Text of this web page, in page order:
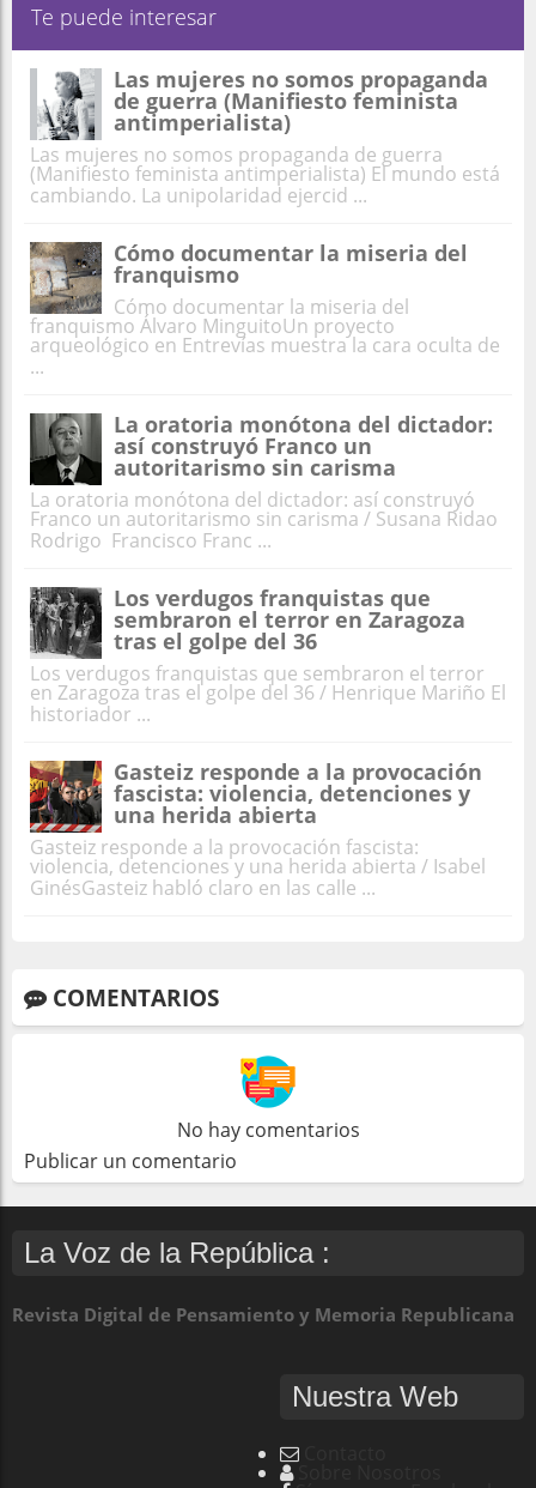
Te puede interesar
Las mujeres no somos propaganda
de guerra (Manifiesto feminista
antimperialista)
Las mujeres no somos propaganda de guerra
(Manifiesto feminista antimperialista) El mundo está
cambiando. La unipolaridad ejercid ...
Cómo documentar la miseria del
franquismo
Cómo documentar la miseria del
franquismo Álvaro MinguitoUn proyecto
arqueológico en Entrevías muestra la cara oculta de
...
La oratoria monótona del dictador:
así construyó Franco un
autoritarismo sin carisma
La oratoria monótona del dictador: así construyó
Franco un autoritarismo sin carisma / Susana Ridao
Rodrigo Francisco Franc ...
Los verdugos franquistas que
sembraron el terror en Zaragoza
tras el golpe del 36
Los verdugos franquistas que sembraron el terror
en Zaragoza tras el golpe del 36 / Henrique Mariño El
historiador ...
Gasteiz responde a la provocación
fascista: violencia, detenciones y
una herida abierta
Gasteiz responde a la provocación fascista:
violencia, detenciones y una herida abierta / Isabel
GinésGasteiz habló claro en las calle ...
COMENTARIOS
No hay comentarios
Publicar un comentario
La Voz de la República :
Revista Digital de Pensamiento y Memoria Republicana
Nuestra Web